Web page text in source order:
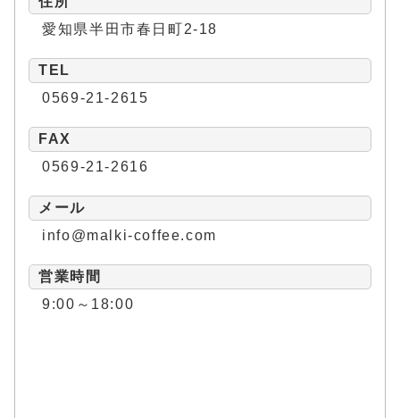
愛知県半田市春日町2-18
TEL
0569-21-2615
FAX
0569-21-2616
メール
info@malki-coffee.com
営業時間
9:00～18:00